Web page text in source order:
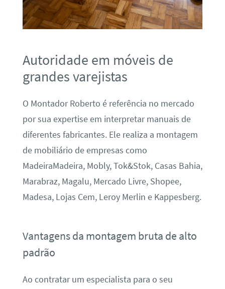
Autoridade em móveis de
grandes varejistas
O Montador Roberto é referência no mercado
por sua expertise em interpretar manuais de
diferentes fabricantes. Ele realiza a montagem
de mobiliário de empresas como
MadeiraMadeira, Mobly, Tok&Stok, Casas Bahia,
Marabraz, Magalu, Mercado Livre, Shopee,
Madesa, Lojas Cem, Leroy Merlin e Kappesberg.
Vantagens da montagem bruta de alto
padrão
Ao contratar um especialista para o seu